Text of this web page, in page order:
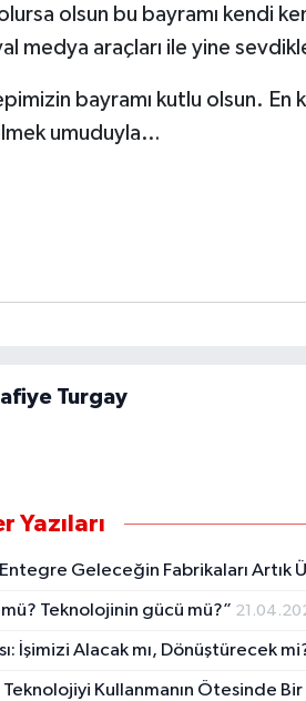
olsun bu bayramı kendi
medya araçları ile yine
bayramı kutlu olsun. En
umuduyla…
Turgay
Yazıları
Geleceğin Fabrikaları Artık
Teknolojinin gücü mü?”
İşimizi Alacak mı, Dönüştürecek
Teknolojiyi Kullanmanın Ötesinde Bir